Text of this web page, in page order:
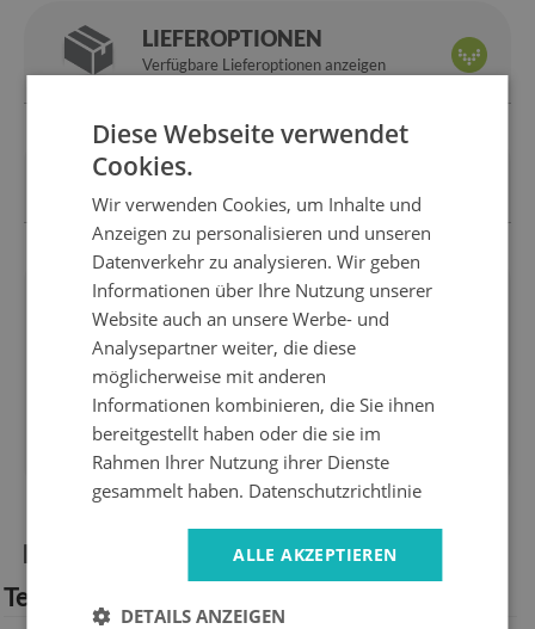
LIEFEROPTIONEN
Verfügbare Lieferoptionen anzeigen
ZAHLUNGSOPTIONEN
Wir sind
14 Tage
für
Express
lieferung
Sicheres
einkaufen
1 Jahr
garantie
10 Jahre
auf dem Markt
Produktinformationen:
Technische Spezifikation:
Diese Webseite verwendet
Cookies.
Wir verwenden Cookies, um Inhalte und
Anzeigen zu personalisieren und unseren
Datenverkehr zu analysieren. Wir geben
Informationen über Ihre Nutzung unserer
Website auch an unsere Werbe- und
Analysepartner weiter, die diese
möglicherweise mit anderen
Informationen kombinieren, die Sie ihnen
bereitgestellt haben oder die sie im
Rahmen Ihrer Nutzung ihrer Dienste
gesammelt haben. Datenschutzrichtlinie
ALLE AKZEPTIEREN
DETAILS ANZEIGEN